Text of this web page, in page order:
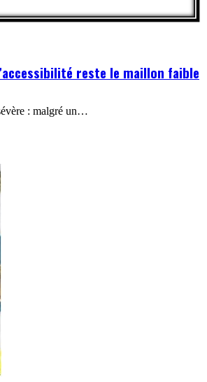
reste le maillon faible
: malgré un…